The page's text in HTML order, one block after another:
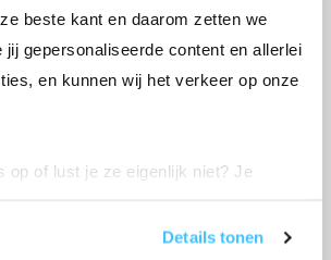
beste kant en daarom zetten we
gepersonaliseerde content en allerlei
en kunnen wij het verkeer op onze
op of lust je ze eigenlijk niet? Je
altijd aanvinken volgens de GDPR-
Details tonen
eind 2028 1,5 miljoen
halen.